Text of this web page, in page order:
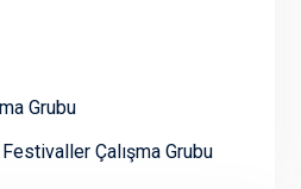
Grubu
Çalışma Grubu